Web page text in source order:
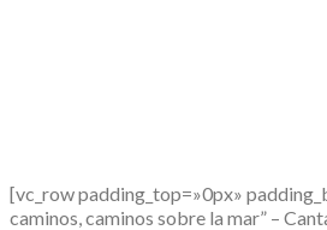
[vc_row padding_top=»0px»
caminos, caminos sobre la mar” –